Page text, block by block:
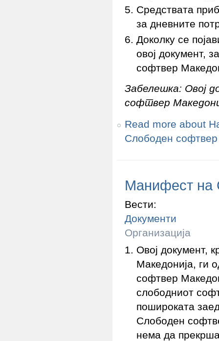
Средствата
за дневните
Доколку се
овој документ,
софтвер
Забелешка: Овој
софтвер
Read more about
Слободен
Манифест на
Вести:
Документи
Организација
Овој документ,
Македонија, ги
софтвер
слободниот
пошироката
Слободен
нема да